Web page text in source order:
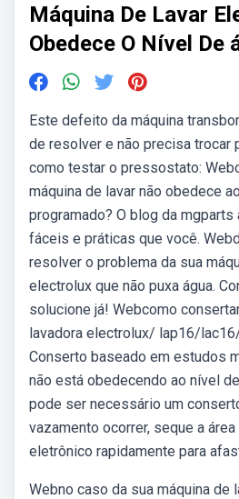
Máquina De Lavar
Obedece O Nível De
Este defeito da máquina
de resolver e não precisa trocar
como testar o pressostato:
máquina de lavar não obedece
programado? O blog da
fáceis e práticas que você.
resolver o problema da sua
electrolux que não puxa água.
solucione já! Webcomo
lavadora electrolux/ lap16/
Conserto baseado em estudos
não está obedecendo ao nível
pode ser necessário um
vazamento ocorrer, seque a
eletrônico rapidamente para
Webno caso da sua máquina de